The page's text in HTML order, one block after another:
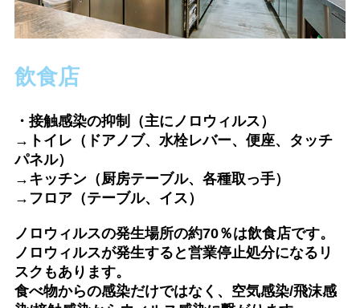
飲食店
・接触感染の抑制（主にノロウィルス）
→トイレ（ドアノブ、水栓レバー、便座、タッチ
パネル）
→キッチン（厨房テーブル、各種取っ手）
→フロア（テーブル、イス）
ノロウィルスの発生場所の約70％は飲食店です。
ノロウィルスが発生すると営業停止処分になるリ
スクもあります。
食べ物からの感染だけではなく、空気感染/飛沫感